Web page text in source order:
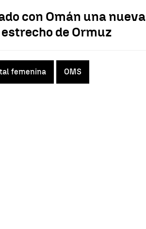
con Omán una nueva
de Ormuz
femenina OMS